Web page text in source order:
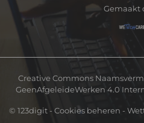
Gemaakt
Creative Commons
GeenAfgeleideWerken 4.0
© 123digit - Cookies beheren -